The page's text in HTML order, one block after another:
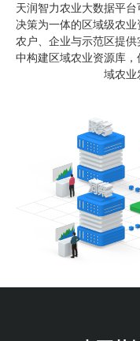
天润智力农业大数据平
决策为一体的区域级农
农户、企业与示范区提
中构建区域农业资源库
域农业